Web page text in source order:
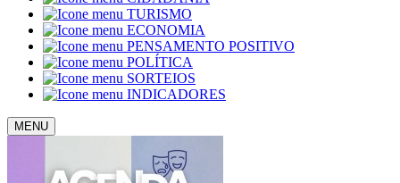
TURISMO
ECONOMIA
PENSAMENTO POSITIVO
POLÍTICA
SORTEIOS
INDICADORES
MENU